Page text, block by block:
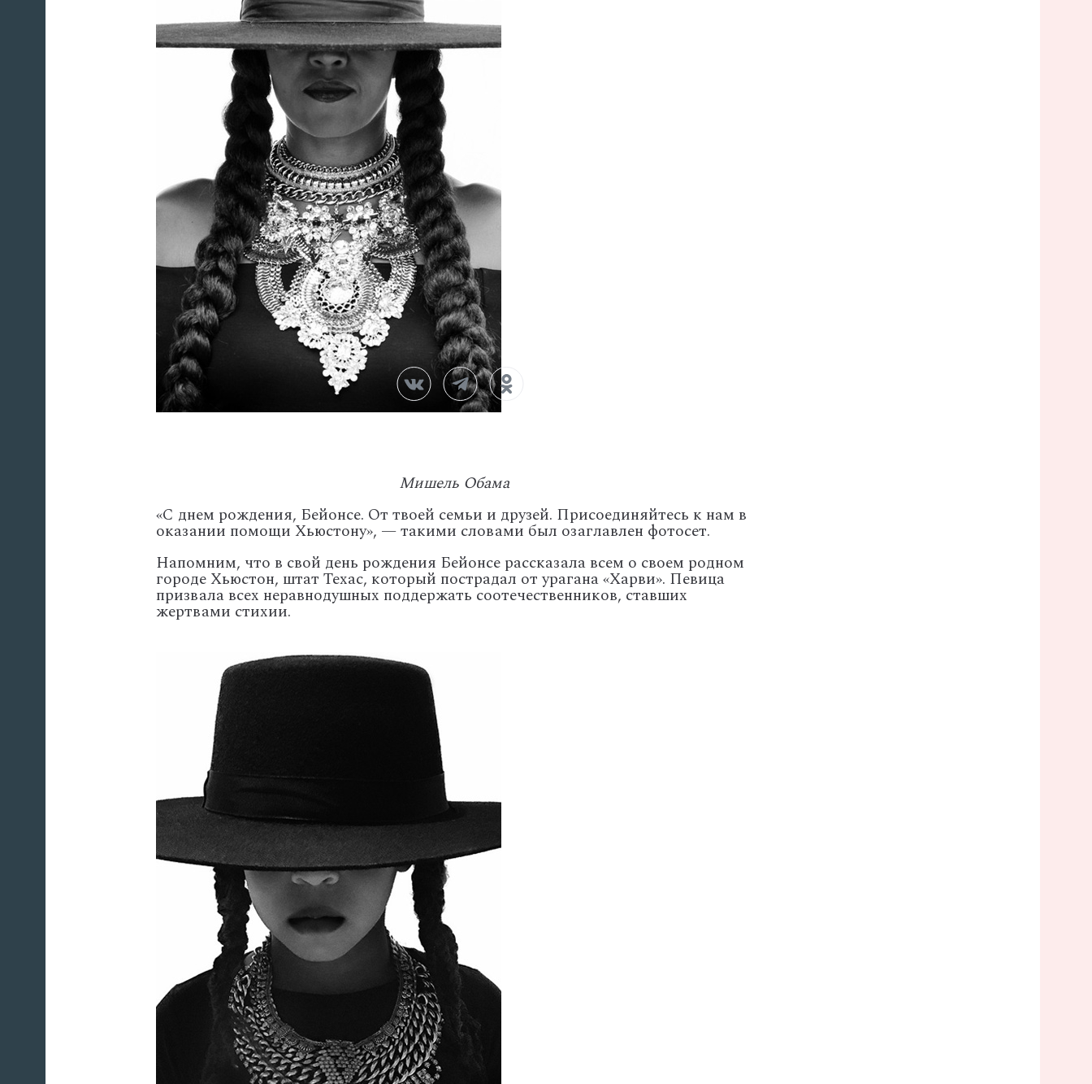
Мишель Обама
«С днем рождения, Бейонсе. От твоей семьи и друзей. Присоединяйтесь к нам в
оказании помощи Хьюстону», — такими словами был озаглавлен фотосет.
Напомним, что в свой день рождения Бейонсе рассказала всем о своем родном
городе Хьюстон, штат Техас, который пострадал от урагана «Харви». Певица
призвала всех неравнодушных поддержать соотечественников, ставших
жертвами стихии.